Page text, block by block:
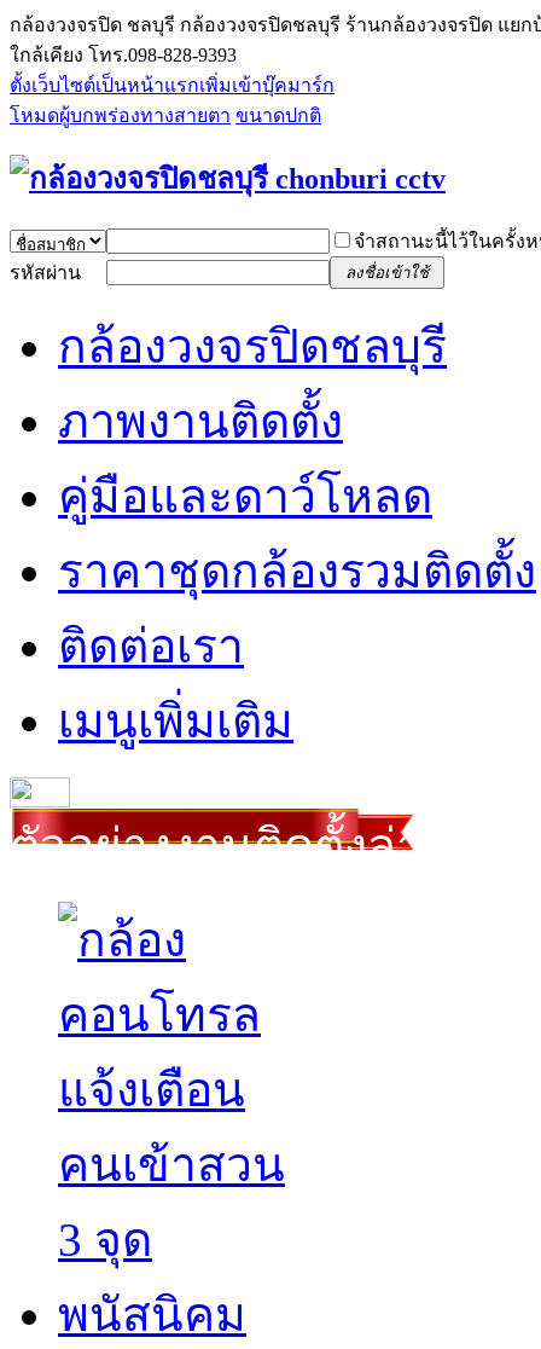
กล้องวงจรปิด ชลบุรี กล้องวงจรปิดชลบุรี ร้านกล้องวงจรปิด แ
ใกล้เคียง โทร.098-828-9393
ตั้งเว็บไซต์เป็นหน้าแรกเพิ่มเข้าบุ๊คมาร์ก
โหมดผู้บกพร่องทางสายตา ขนาดปกติ
จำสถานะนี้ไว้ในครั้ง
รหัสผ่าน
ลงชื่อเข้าใช้
กล้องวงจรปิดชลบุรี
ภาพงานติดตั้ง
คู่มือและดาว์โหลด
ราคาชุดกล้องรวมติดตั้ง
ติดต่อเรา
เมนูเพิ่มเติม
ตัวอย่างงานติดตั้งล่าสุด